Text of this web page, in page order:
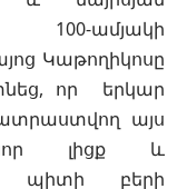
100-ամյակի
Կաթողիկոսը
որ երկար
այս
նոր լիցք և
պիտի բերի